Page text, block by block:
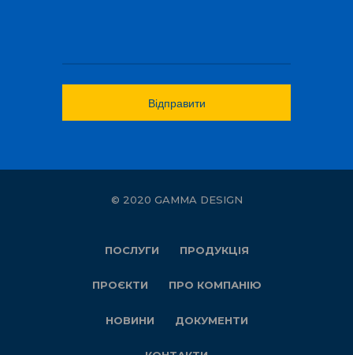
© 2020 GAMMA DESIGN
ПОСЛУГИ ПРОДУКЦІЯ
ПРОЄКТИ ПРО КОМПАНІЮ
НОВИНИ ДОКУМЕНТИ